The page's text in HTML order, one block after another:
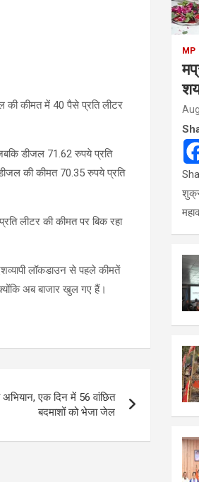
की कीमत में 40 पैसे प्रति लीटर
डीजल 71.62 रुपये प्रति
की कीमत 70.35 रुपये प्रति
लीटर की कीमत पर बिक रहा
लॉकडाउन से पहले कीमतें
अब बाजार खुल गए हैं।
अभियान, एक दिन में 56 वांछित
बदमाशों को भेजा जेल
MP